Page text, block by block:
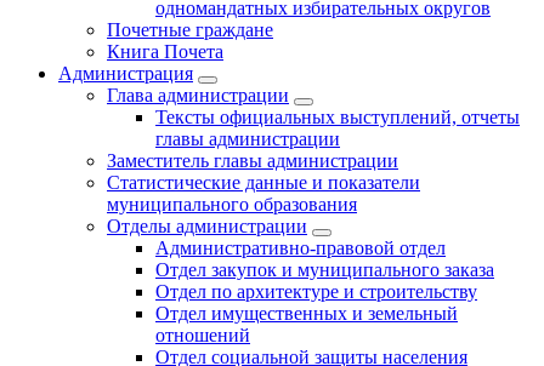
одномандатных избирательных округов
Почетные граждане
Книга Почета
Администрация
Глава администрации
Тексты официальных выступлений, отчеты
главы администрации
Заместитель главы администрации
Статистические данные и показатели
муниципального образования
Отделы администрации
Административно-правовой отдел
Отдел закупок и муниципального заказа
Отдел по архитектуре и строительству
Отдел имущественных и земельный
отношений
Отдел социальной защиты населения